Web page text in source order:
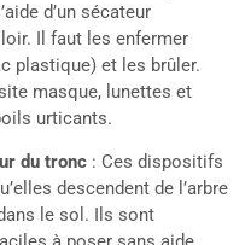
d’un sécateur
Il faut les enfermer
plastique) et les brûler.
masque, lunettes et
urticants.
du tronc : Ces dispositifs
descendent de l’arbre
le sol. Ils sont